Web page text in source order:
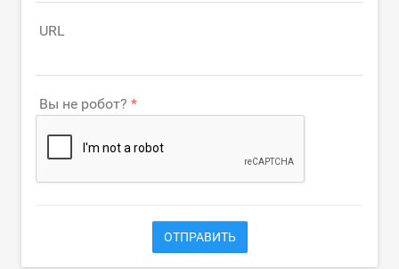
URL
Вы не робот?
ОТПРАВИТЬ